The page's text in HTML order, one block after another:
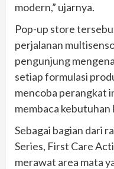
modern,” ujarnya.
Pop-up store
perjalanan
pengunjung
setiap formulasi
mencoba perangkat
membaca
Sebagai bagian dari
Series, First Care
merawat area mata